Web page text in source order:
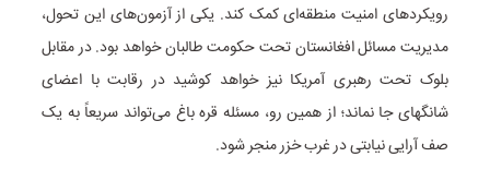
رویکرد‌های امنیت منطقه‌ای کمک کند. یکی از آزمون‌های این تحول،
مدیریت مسائل افغانستان تحت حکومت طالبان خواهد بود. در مقابل
بلوک تحت رهبری آمریکا نیز خواهد کوشید در رقابت با اعضای
شانگهای جا نماند؛ از همین رو، مسئله قره باغ می‌تواند سریعاً به یک
صف آرایی نیابتی در غرب خزر منجر شود.